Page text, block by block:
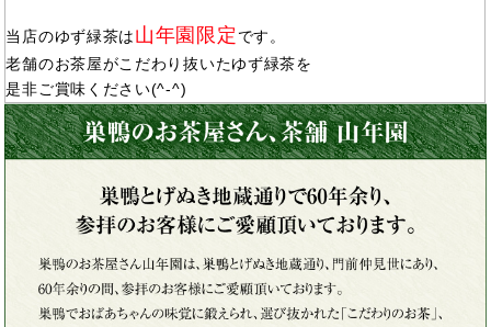
当店のゆず緑茶は山年園限定 です。
老舗のお茶屋がこだわり抜いたゆず緑茶を
是非ご賞味ください(^-^)